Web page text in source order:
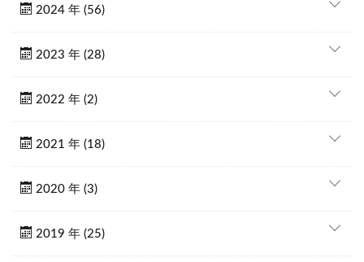
2024 年 (56)
2023 年 (28)
2022 年 (2)
2021 年 (18)
2020 年 (3)
2019 年 (25)